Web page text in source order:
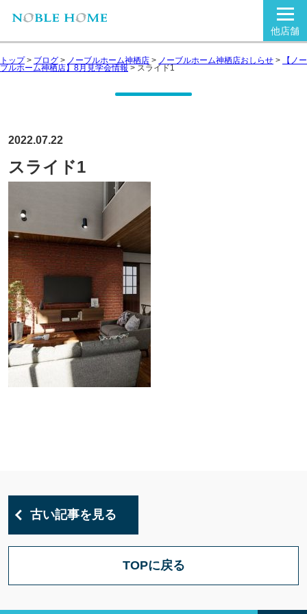
他店舗
トップ> ブログ > ノーブルホーム神栖店 > ノーブルホーム神栖店おしらせ > 【ノー
ブルホーム神栖店】8月見学会情報 > スライド1
2022.07.22
スライド1
古い記事を見る
TOPに戻る